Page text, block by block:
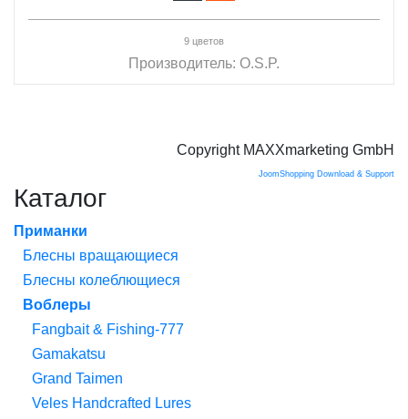
9 цветов
Производитель: O.S.P.
Copyright MAXXmarketing GmbH
JoomShopping Download & Support
Каталог
Приманки
Блесны вращающиеся
Блесны колеблющиеся
Воблеры
Fangbait & Fishing-777
Gamakatsu
Grand Taimen
Veles Handcrafted Lures